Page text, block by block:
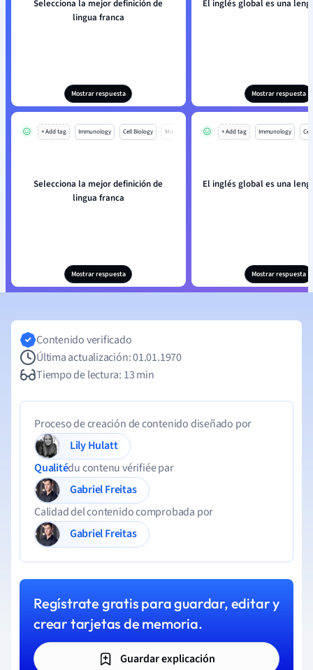
Selecciona la mejor definición de
lingua franca
Mostrar respuesta
El inglés global es una
Mostrar respuesta
+ Add tag Immunology Cell Biology Mo
Selecciona la mejor definición de
lingua franca
Mostrar respuesta
+ Add tag Immunology
El inglés global es una
Mostrar respuesta
Contenido verificado
Última actualización: 01.01.1970
Tiempo de lectura: 13 min
Proceso de creación de contenido diseñado por
Lily Hulatt
Qualitédu contenu vérifiée par
Gabriel Freitas
Calidad del contenido comprobada por
Gabriel Freitas
Regístrate gratis para guardar, editar y
crear tarjetas de memoria.
Guardar explicación